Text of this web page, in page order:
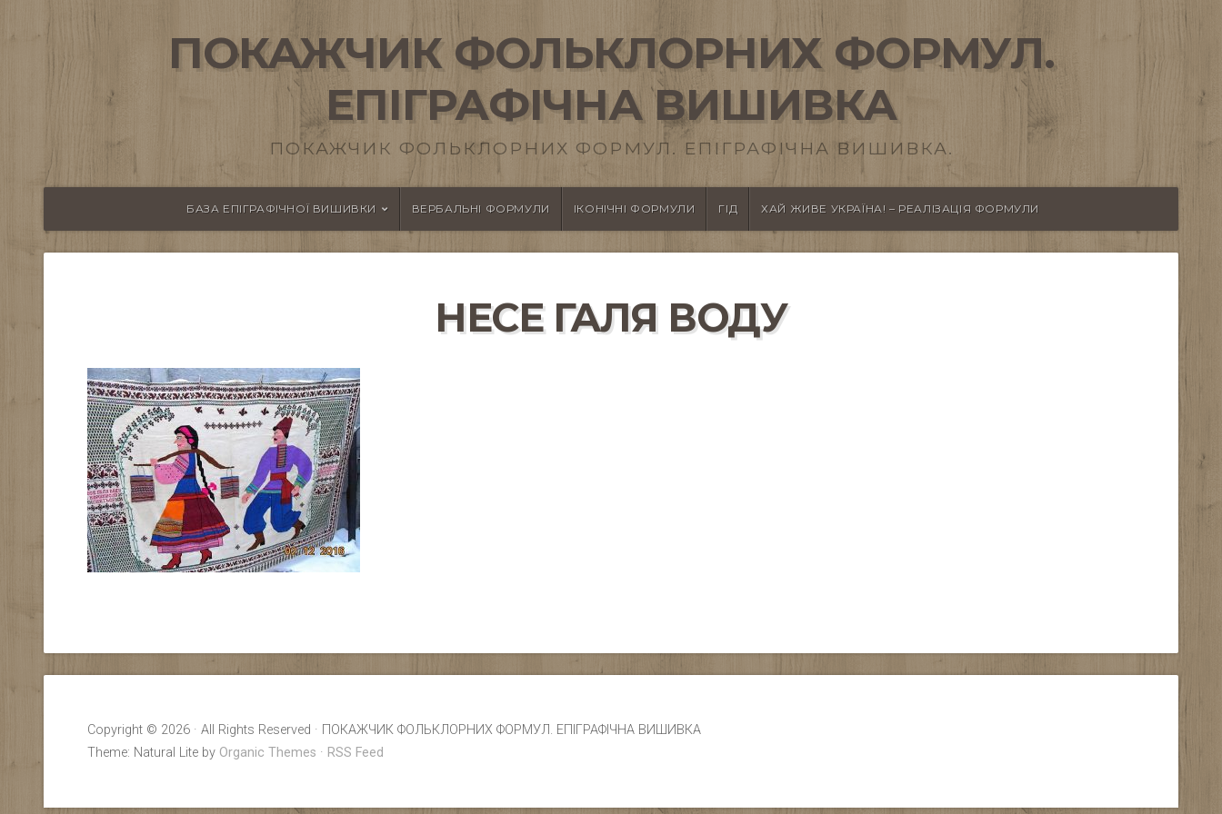
ПОКАЖЧИК ФОЛЬКЛОРНИХ ФОРМУЛ.
ЕПІГРАФІЧНА ВИШИВКА
ПОКАЖЧИК ФОЛЬКЛОРНИХ ФОРМУЛ. ЕПІГРАФІЧНА ВИШИВКА.
БАЗА ЕПІГРАФІЧНОЇ ВИШИВКИ ВЕРБАЛЬНІ ФОРМУЛИ ІКОНІЧНІ ФОРМУЛИ ГІД ХАЙ ЖИВЕ УКРАЇНА! – РЕАЛІЗАЦІЯ ФОРМУЛИ
НЕСЕ ГАЛЯ ВОДУ
Copyright © 2026 · All Rights Reserved · ПОКАЖЧИК ФОЛЬКЛОРНИХ ФОРМУЛ. ЕПІГРАФІЧНА ВИШИВКА
Theme: Natural Lite by Organic Themes · RSS Feed